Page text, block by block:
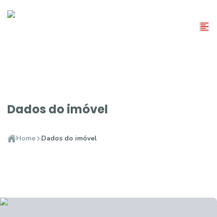
Dados do imóvel
Home Dados do imóvel